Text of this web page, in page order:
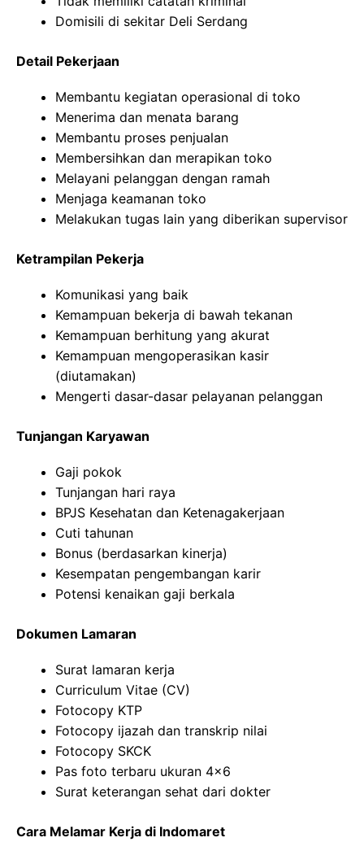
Domisili di sekitar Deli Serdang
Detail Pekerjaan
Membantu kegiatan operasional di toko
Menerima dan menata barang
Membantu proses penjualan
Membersihkan dan merapikan toko
Melayani pelanggan dengan ramah
Menjaga keamanan toko
Melakukan tugas lain yang diberikan supervisor
Ketrampilan Pekerja
Komunikasi yang baik
Kemampuan bekerja di bawah tekanan
Kemampuan berhitung yang akurat
Kemampuan mengoperasikan kasir
(diutamakan)
Mengerti dasar-dasar pelayanan pelanggan
Tunjangan Karyawan
Gaji pokok
Tunjangan hari raya
BPJS Kesehatan dan Ketenagakerjaan
Cuti tahunan
Bonus (berdasarkan kinerja)
Kesempatan pengembangan karir
Potensi kenaikan gaji berkala
Dokumen Lamaran
Surat lamaran kerja
Curriculum Vitae (CV)
Fotocopy KTP
Fotocopy ijazah dan transkrip nilai
Fotocopy SKCK
Pas foto terbaru ukuran 4×6
Surat keterangan sehat dari dokter
Cara Melamar Kerja di Indomaret